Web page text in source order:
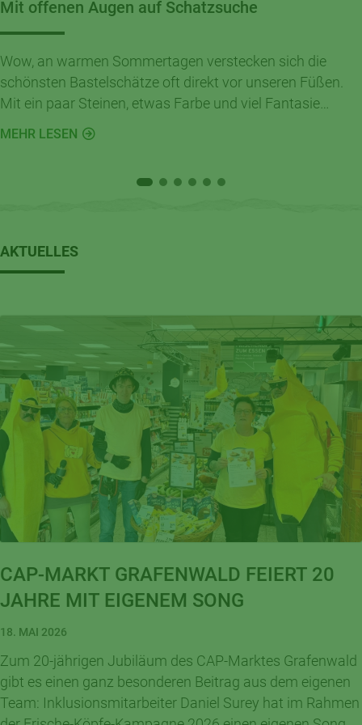
Mit offenen Augen auf Schatzsuche
Wow, an warmen Sommertagen verstecken sich die
schönsten Bastelschätze oft direkt vor unseren Füßen.
Mit ein paar Steinen, etwas Farbe und viel Fantasie
entstehen im Handumdrehen kleine Kunstwerke für
Garten, Balkon oder Kinderzimmer.
MEHR LESEN
AKTUELLES
CAP-MARKT GRAFENWALD FEIERT 20
JAHRE MIT EIGENEM SONG
18. MAI 2026
Zum 20-jährigen Jubiläum des CAP-Marktes Grafenwald
gibt es einen ganz besonderen Beitrag aus dem eigenen
Team: Inklusionsmitarbeiter Daniel Surey hat im Rahmen